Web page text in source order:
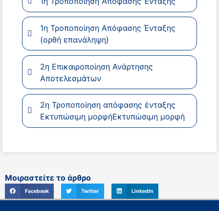
1η Τροποποίηση Απόφασης Ένταξης
(ορθή επανάληψη)
2η Επικαιροποίηση Ανάρτησης
Αποτελεσμάτων
2η Τροποποίηση απόφασης ένταξης
Εκτυπώσιμη μορφήΕκτυπώσιμη μορφή
Μοιραστείτε το άρθρο
Facebook Twitter LinkedIn